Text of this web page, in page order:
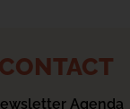
CONTACT
Agenda